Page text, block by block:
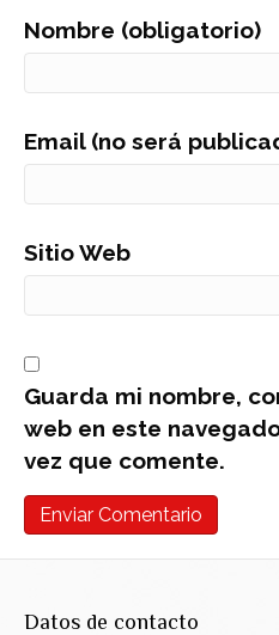
Nombre (obligatorio)
Email (no será
Sitio Web
Guarda mi nombre,
web en este
vez que comente.
Datos de contacto